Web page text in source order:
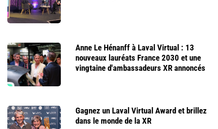
Anne Le Hénanff à Laval Virtual : 13
nouveaux lauréats France 2030 et une
vingtaine d'ambassadeurs XR annoncés
Gagnez un Laval Virtual Award et brillez
dans le monde de la XR